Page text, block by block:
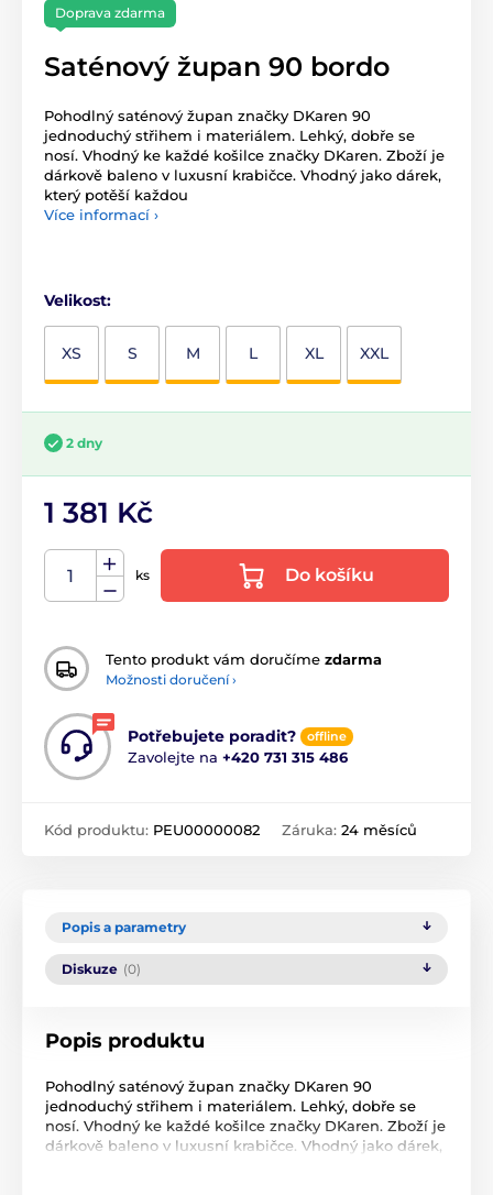
Doprava zdarma
Saténový župan 90 bordo
Pohodlný saténový župan značky DKaren 90
jednoduchý střihem i materiálem. Lehký, dobře se
nosí. Vhodný ke každé košilce značky DKaren. Zboží je
dárkově baleno v luxusní krabičce. Vhodný jako dárek,
který potěší každou
Více informací ›
Velikost:
XS S M L XL XXL
2 dny
1 381 Kč
ks Do košíku
Tento produkt vám doručíme zdarma
Možnosti doručení ›
Potřebujete poradit? offline
Zavolejte na +420 731 315 486
Kód produktu: PEU00000082 Záruka: 24 měsíců
Popis a parametry
Diskuze (0)
Popis produktu
Pohodlný saténový župan značky DKaren 90
jednoduchý střihem i materiálem. Lehký, dobře se
nosí. Vhodný ke každé košilce značky DKaren. Zboží je
dárkově baleno v luxusní krabičce. Vhodný jako dárek,